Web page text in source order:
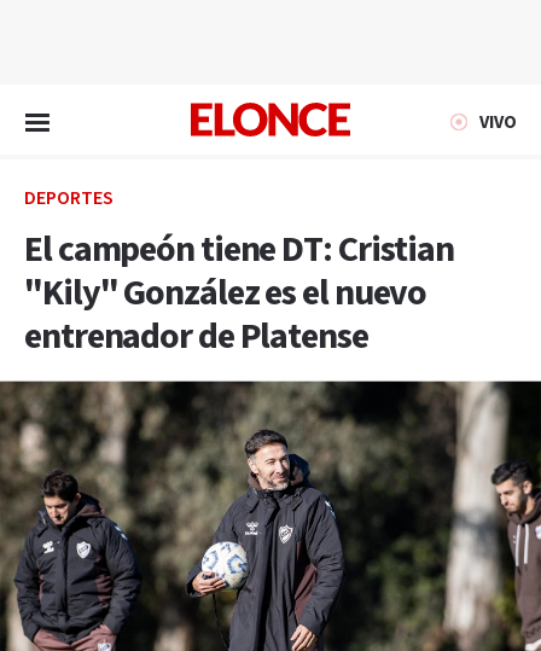
VIVO
DEPORTES
El campeón tiene DT: Cristian
"Kily" González es el nuevo
entrenador de Platense